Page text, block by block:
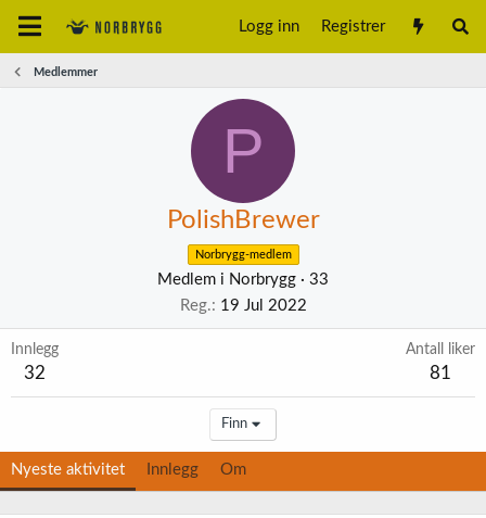
Logg inn Registrer
Medlemmer
P
PolishBrewer
Norbrygg-medlem
Medlem i Norbrygg · 33
Reg.
19 Jul 2022
Innlegg
32
Antall liker
81
Finn
Nyeste aktivitet Innlegg Om